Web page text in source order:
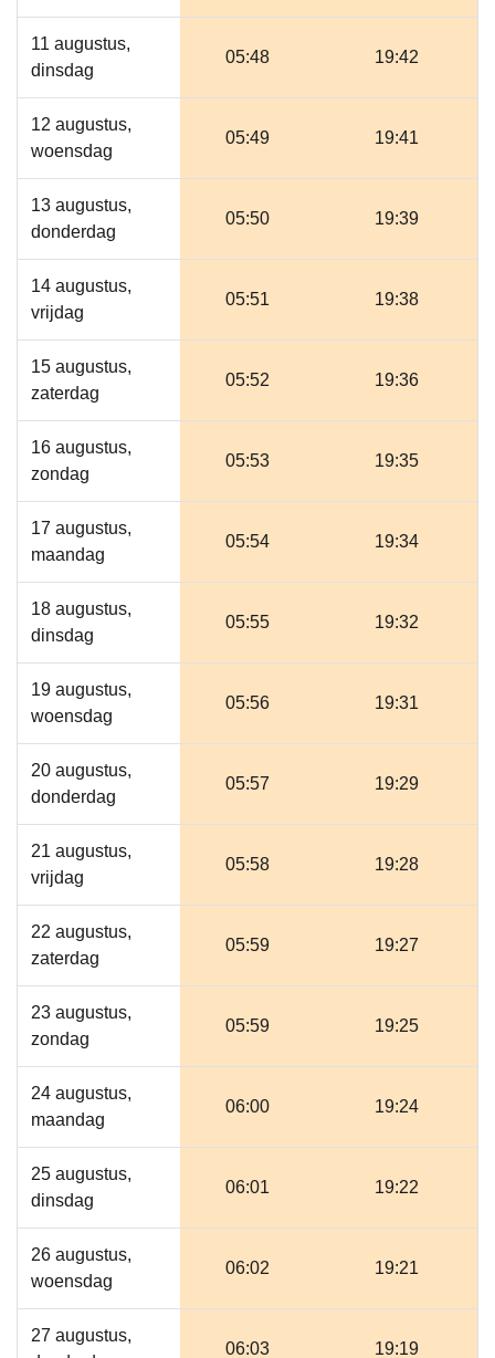
11 augustus,
dinsdag
05:48 19:42
12 augustus,
woensdag
05:49 19:41
13 augustus,
donderdag
05:50 19:39
14 augustus,
vrijdag
05:51 19:38
15 augustus,
zaterdag
05:52 19:36
16 augustus,
zondag
05:53 19:35
17 augustus,
maandag
05:54 19:34
18 augustus,
dinsdag
05:55 19:32
19 augustus,
woensdag
05:56 19:31
20 augustus,
donderdag
05:57 19:29
21 augustus,
vrijdag
05:58 19:28
22 augustus,
zaterdag
05:59 19:27
23 augustus,
zondag
05:59 19:25
24 augustus,
maandag
06:00 19:24
25 augustus,
dinsdag
06:01 19:22
26 augustus,
woensdag
06:02 19:21
27 augustus,
06:03 19:19